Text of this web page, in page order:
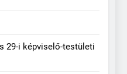
29-i képviselő-testületi